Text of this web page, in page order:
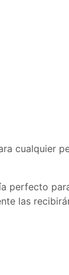
cualquier
perfecto
las